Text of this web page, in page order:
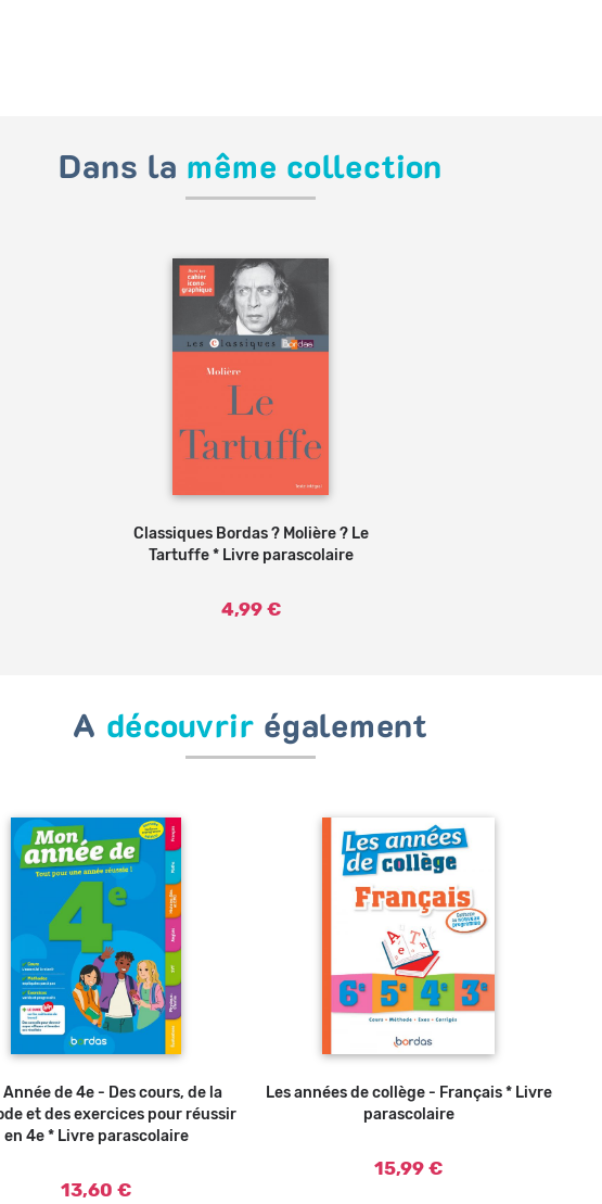
Dans la même collection
Ajouter au panier
Classiques Bordas ? Molière ? Le
Tartuffe * Livre parascolaire
4,99 €
A découvrir également
Ajouter au panier
Année de 4e - Des cours, de la
et des exercices pour réussir
en 4e * Livre parascolaire
13,60 €
Ajouter au panier
Les années de collège - Français * Livre
parascolaire
15,99 €